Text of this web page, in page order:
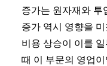
증가는 원자재와 투
증가 역시 영향을
비용 상승이 이를
때 이 부문의 영업